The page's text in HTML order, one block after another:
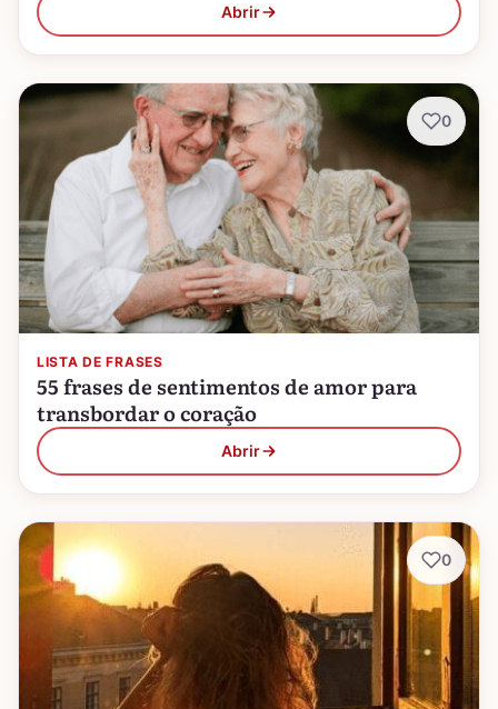
Abrir
LISTA DE FRASES
55 frases de sentimentos de amor para
transbordar o coração
Abrir
0
0